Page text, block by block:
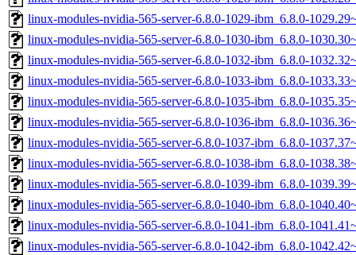
linux-modules-nvidia-565-server-6.8.0-1029-ibm_6.8.0-
linux-modules-nvidia-565-server-6.8.0-1030-ibm_6.8.0-
linux-modules-nvidia-565-server-6.8.0-1032-ibm_6.8.0-
linux-modules-nvidia-565-server-6.8.0-1033-ibm_6.8.0-
linux-modules-nvidia-565-server-6.8.0-1035-ibm_6.8.0-
linux-modules-nvidia-565-server-6.8.0-1036-ibm_6.8.0-
linux-modules-nvidia-565-server-6.8.0-1037-ibm_6.8.0-
linux-modules-nvidia-565-server-6.8.0-1038-ibm_6.8.0-
linux-modules-nvidia-565-server-6.8.0-1039-ibm_6.8.0-
linux-modules-nvidia-565-server-6.8.0-1040-ibm_6.8.0-
linux-modules-nvidia-565-server-6.8.0-1041-ibm_6.8.0-
linux-modules-nvidia-565-server-6.8.0-1042-ibm_6.8.0-